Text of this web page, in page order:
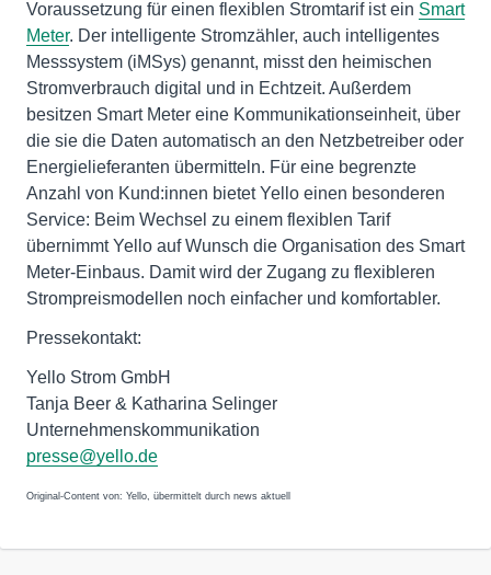
Voraussetzung für einen flexiblen Stromtarif ist ein Smart
Meter. Der intelligente Stromzähler, auch intelligentes
Messsystem (iMSys) genannt, misst den heimischen
Stromverbrauch digital und in Echtzeit. Außerdem
besitzen Smart Meter eine Kommunikationseinheit, über
die sie die Daten automatisch an den Netzbetreiber oder
Energielieferanten übermitteln. Für eine begrenzte
Anzahl von Kund:innen bietet Yello einen besonderen
Service: Beim Wechsel zu einem flexiblen Tarif
übernimmt Yello auf Wunsch die Organisation des Smart
Meter-Einbaus. Damit wird der Zugang zu flexibleren
Strompreismodellen noch einfacher und komfortabler.
Pressekontakt:
Yello Strom GmbH
Tanja Beer & Katharina Selinger
Unternehmenskommunikation
presse@yello.de
Original-Content von: Yello, übermittelt durch news aktuell